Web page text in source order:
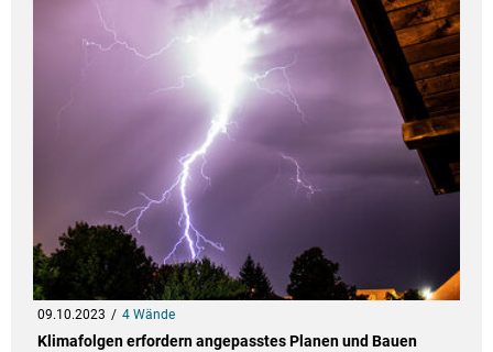
09.10.2023 4 Wände
Klimafolgen erfordern angepasstes Planen und Bauen